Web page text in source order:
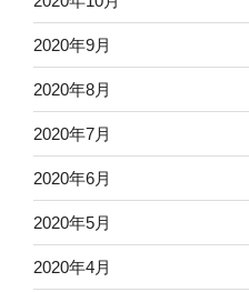
2020年9月
2020年8月
2020年7月
2020年6月
2020年5月
2020年4月